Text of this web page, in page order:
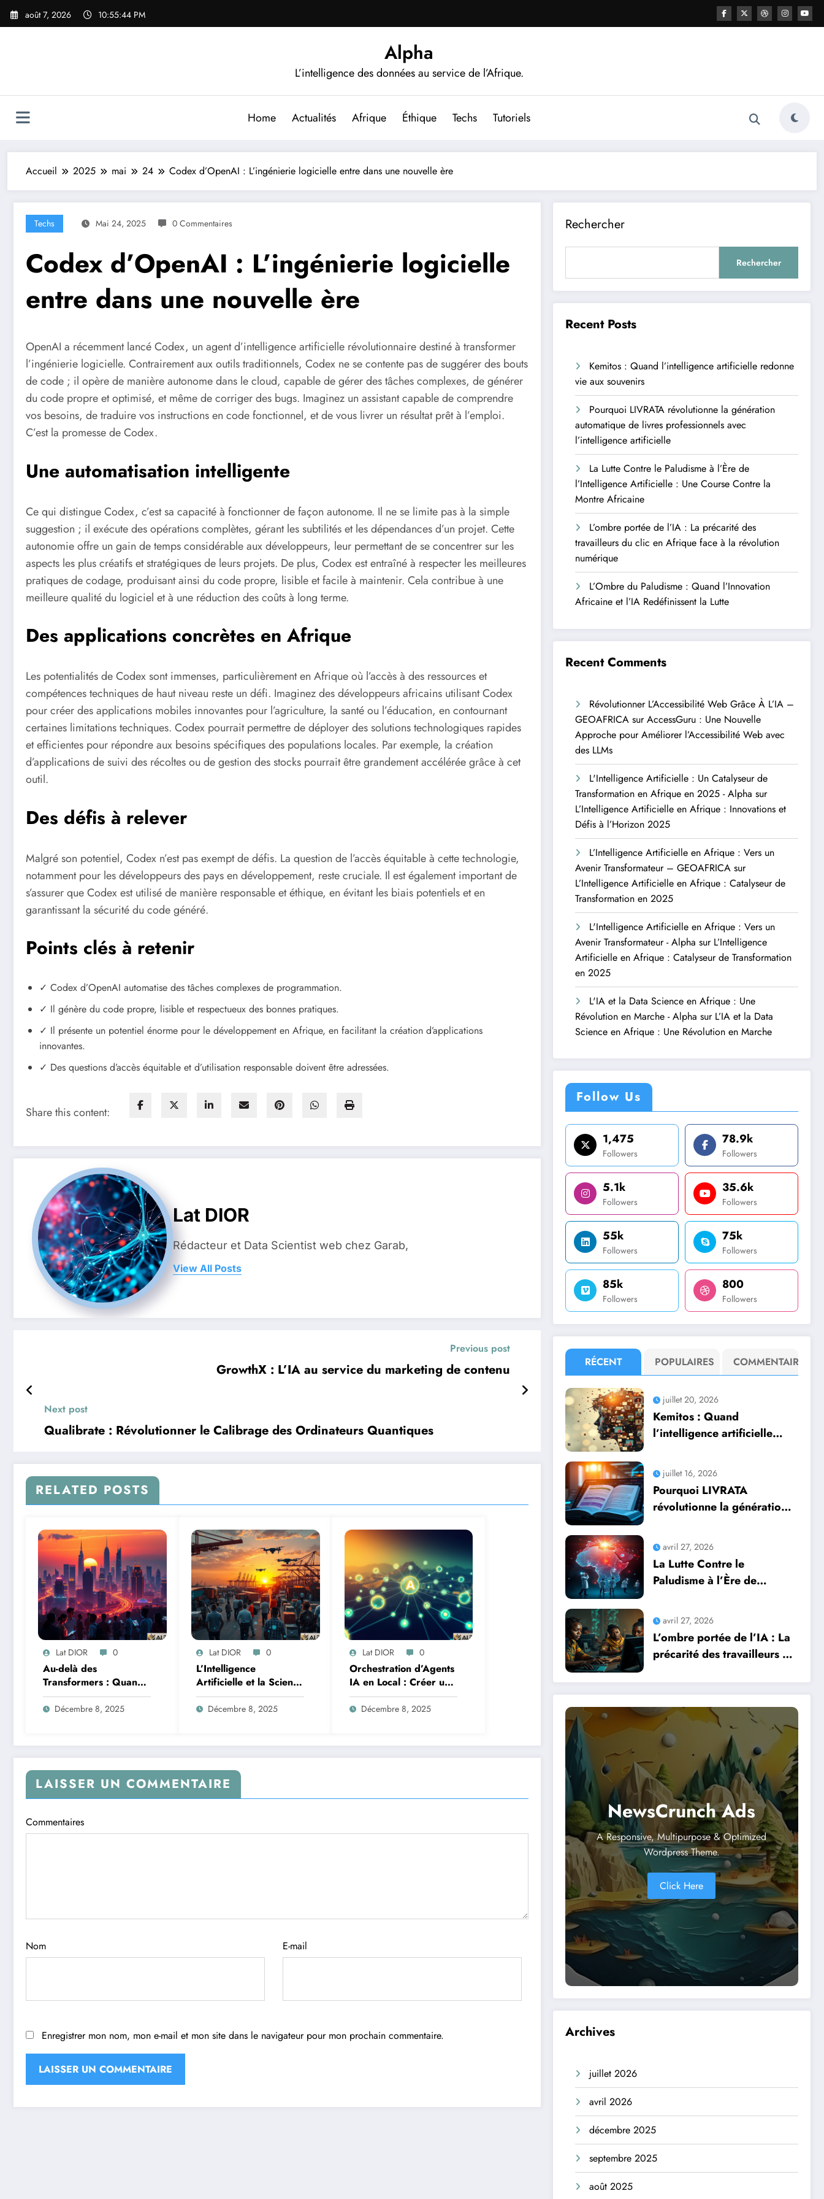
Aller
août 7, 2026 10:55:44 PM
Alpha
L’intelligence des données au service de l’Afrique.
Home Actualités Afrique Éthique Techs Tutoriels
Accueil 2025 mai 24 Codex d’OpenAI : L’ingénierie logicielle entre dans une nouvelle ère
Techs Mai 24, 2025 0 Commentaires
Codex d’OpenAI : L’ingénierie logicielle
entre dans une nouvelle ère
OpenAI a récemment lancé Codex, un agent d’intelligence artificielle révolutionnaire destiné à transformer
l’ingénierie logicielle. Contrairement aux outils traditionnels, Codex ne se contente pas de suggérer des bouts
de code ; il opère de manière autonome dans le cloud, capable de gérer des tâches complexes, de générer
du code propre et optimisé, et même de corriger des bugs. Imaginez un assistant capable de comprendre
vos besoins, de traduire vos instructions en code fonctionnel, et de vous livrer un résultat prêt à l’emploi.
C’est la promesse de Codex.
Une automatisation intelligente
Ce qui distingue Codex, c’est sa capacité à fonctionner de façon autonome. Il ne se limite pas à la simple
suggestion ; il exécute des opérations complètes, gérant les subtilités et les dépendances d’un projet. Cette
autonomie offre un gain de temps considérable aux développeurs, leur permettant de se concentrer sur les
aspects les plus créatifs et stratégiques de leurs projets. De plus, Codex est entraîné à respecter les meilleures
pratiques de codage, produisant ainsi du code propre, lisible et facile à maintenir. Cela contribue à une
meilleure qualité du logiciel et à une réduction des coûts à long terme.
Des applications concrètes en Afrique
Les potentialités de Codex sont immenses, particulièrement en Afrique où l’accès à des ressources et
compétences techniques de haut niveau reste un défi. Imaginez des développeurs africains utilisant Codex
pour créer des applications mobiles innovantes pour l’agriculture, la santé ou l’éducation, en contournant
certaines limitations techniques. Codex pourrait permettre de déployer des solutions technologiques rapides
et efficientes pour répondre aux besoins spécifiques des populations locales. Par exemple, la création
d’applications de suivi des récoltes ou de gestion des stocks pourrait être grandement accélérée grâce à cet
outil.
Des défis à relever
Malgré son potentiel, Codex n’est pas exempt de défis. La question de l’accès équitable à cette technologie,
notamment pour les développeurs des pays en développement, reste cruciale. Il est également important de
s’assurer que Codex est utilisé de manière responsable et éthique, en évitant les biais potentiels et en
garantissant la sécurité du code généré.
Points clés à retenir
✓ Codex d’OpenAI automatise des tâches complexes de programmation.
✓ Il génère du code propre, lisible et respectueux des bonnes pratiques.
✓ Il présente un potentiel énorme pour le développement en Afrique, en facilitant la création d’applications
innovantes.
✓ Des questions d’accès équitable et d’utilisation responsable doivent être adressées.
Share this content:
Lat DIOR
Rédacteur et Data Scientist web chez Garab,
View All Posts
Previous post
GrowthX : L’IA au service du marketing de contenu
Next post
Qualibrate : Révolutionner le Calibrage des Ordinateurs Quantiques
RELATED POSTS
Lat DIOR 0
Au-delà des
Transformers : Quand
les Mélanges d’Experts
Redéfinissent
Décembre 8, 2025
Lat DIOR 0
L’Intelligence
Artificielle et la Science
des Données : Moteurs
de la Transformation
Afrique
Décembre 8, 2025
Lat DIOR 0
Orchestration d’Agents
IA en Local : Créer un
Système Multi-Agent
Autonome avec
Décembre 8, 2025
LAISSER UN COMMENTAIRE
Commentaires
Nom E-mail
Enregistrer mon nom, mon e-mail et mon site dans le navigateur pour mon prochain commentaire.
Rechercher
Rechercher
Recent Posts
Kemitos : Quand l’intelligence artificielle redonne
vie aux souvenirs
Pourquoi LIVRATA révolutionne la génération
automatique de livres professionnels avec
l’intelligence artificielle
La Lutte Contre le Paludisme à l’Ère de
l’Intelligence Artificielle : Une Course Contre la
Montre Africaine
L’ombre portée de l’IA : La précarité des
travailleurs du clic en Afrique face à la révolution
numérique
L’Ombre du Paludisme : Quand l’Innovation
Africaine et l’IA Redéfinissent la Lutte
Recent Comments
Révolutionner L’Accessibilité Web Grâce À L’IA –
GEOAFRICA surAccessGuru : Une Nouvelle
Approche pour Améliorer l’Accessibilité Web avec
des LLMs
L'Intelligence Artificielle : Un Catalyseur de
Transformation en Afrique en 2025 - Alpha sur
L’Intelligence Artificielle en Afrique : Innovations et
Défis à l’Horizon 2025
L’Intelligence Artificielle en Afrique : Vers un
Avenir Transformateur – GEOAFRICA sur
L’Intelligence Artificielle en Afrique : Catalyseur de
Transformation en 2025
L'Intelligence Artificielle en Afrique : Vers un
Avenir Transformateur - Alpha sur L’Intelligence
Artificielle en Afrique : Catalyseur de Transformation
en 2025
L'IA et la Data Science en Afrique : Une
Révolution en Marche - Alpha sur L’IA et la Data
Science en Afrique : Une Révolution en Marche
Follow Us
1,475
Followers
78.9k
Followers
5.1k
Followers
35.6k
Followers
55k
Followers
75k
Followers
85k
Followers
800
Followers
RÉCENT POPULAIRES COMMENTAIRE
juillet 20, 2026
Kemitos : Quand
l’intelligence artificielle
juillet 16, 2026
Pourquoi LIVRATA
révolutionne la génération
professionnels avec
l’intelligence artificielle
avril 27, 2026
La Lutte Contre le
Paludisme à l’Ère de
Une Course Contre la
Montre Africaine
avril 27, 2026
L’ombre portée de l’IA : La
précarité des travailleurs du
révolution numérique
NewsCrunch Ads
A Responsive, Multipurpose & Optimized
Wordpress Theme.
Click Here
Archives
juillet 2026
avril 2026
décembre 2025
septembre 2025
août 2025